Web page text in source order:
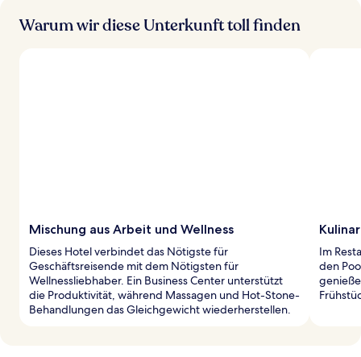
Warum wir diese Unterkunft toll finden
Mischung aus Arbeit und Wellness
Dieses Hotel verbindet das Nötigste für
Geschäftsreisende mit dem Nötigsten für
Wellnessliebhaber. Ein Business Center unterstützt
die Produktivität, während Massagen und Hot-Stone-
Behandlungen das Gleichgewicht wiederherstellen.
Im
den